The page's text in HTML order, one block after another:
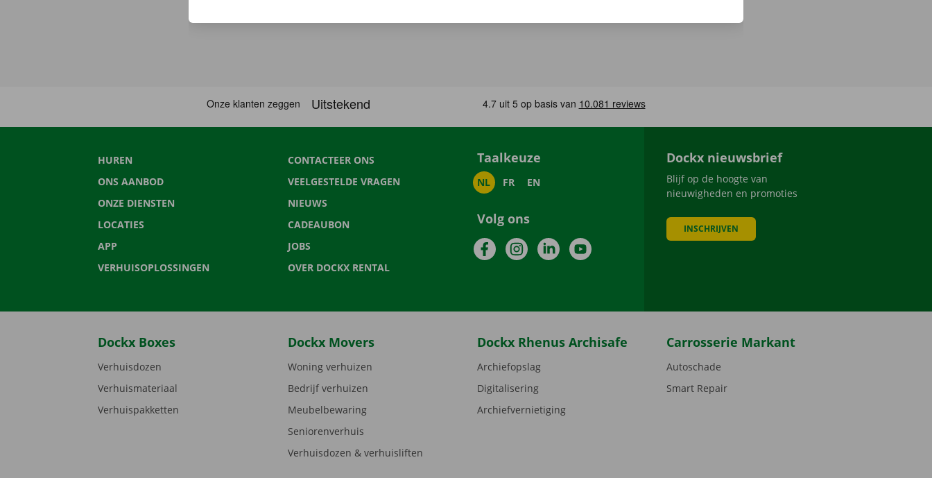
HUREN
ONS AANBOD
ONZE DIENSTEN
LOCATIES
APP
VERHUISOPLOSSINGEN
CONTACTEER ONS
VEELGESTELDE VRAGEN
NIEUWS
CADEAUBON
JOBS
OVER DOCKX RENTAL
Taalkeuze
NL FR EN
Volg ons
FacebookInstagramLinkedInYouTube
Dockx nieuwsbrief
Blijf op de hoogte van
nieuwigheden en promoties
INSCHRIJVEN
Dockx Boxes
Verhuisdozen
Verhuismateriaal
Verhuispakketten
Dockx Movers
Woning verhuizen
Bedrijf verhuizen
Meubelbewaring
Seniorenverhuis
Verhuisdozen & verhuisliften
Dockx Rhenus Archisafe
Archiefopslag
Digitalisering
Archiefvernietiging
Carrosserie Markant
Autoschade
Smart Repair